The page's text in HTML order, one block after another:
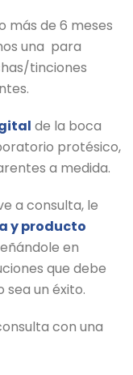
de 6 meses
una para
tinciones
de la boca
protésico,
a medida.
a consulta, le
y producto
en
que debe
un éxito.
con una